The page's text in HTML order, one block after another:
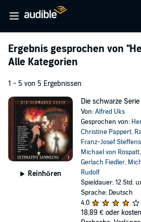
Ergebnis gesprochen von
Alle Kategorien
1 - 5 von 5 Ergebnissen
Reinhören
Die schwarze Serie
Von:Alfred Uks
Gesprochen von:
Christine Pappert,
Franz-Josef Steffens
Michael von Rospatt,
Gerlach Fiedler,
Rudolf
Spieldauer: 12 Std.
Sprache: Deutsch
4,0
18,89 € oder